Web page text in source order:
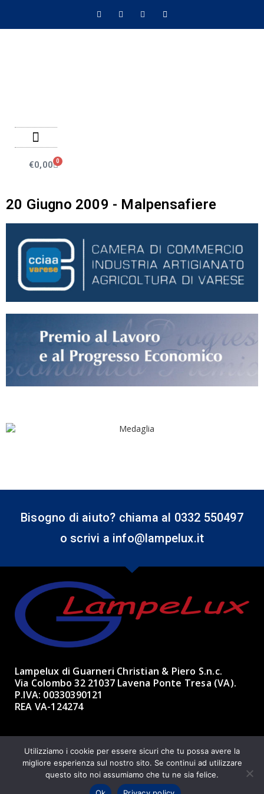
€0,00 0
20 Giugno 2009 - Malpensafiere
Bisogno di aiuto? chiama al 0332 550497
o scrivi a info@lampelux.it
Lampelux di Guarneri Christian & Piero S.n.c.
Via Colombo 32 21037 Lavena Ponte Tresa (VA).
P.IVA: 00330390121
REA VA-124274
Made with ❤ by BBK 3.0 Informatica
Utilizziamo i cookie per essere sicuri che tu possa avere la
migliore esperienza sul nostro sito. Se continui ad utilizzare
questo sito noi assumiamo che tu ne sia felice.